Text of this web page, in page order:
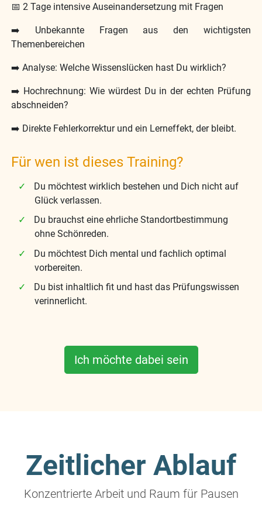
📅 2 Tage intensive Auseinandersetzung mit Fragen
➡️ Unbekannte Fragen aus den wichtigsten
Themenbereichen
➡️ Analyse: Welche Wissenslücken hast Du wirklich?
➡️ Hochrechnung: Wie würdest Du in der echten Prüfung
abschneiden?
➡️ Direkte Fehlerkorrektur und ein Lerneffekt, der bleibt.
Für wen ist dieses Training?
Du möchtest wirklich bestehen und Dich nicht auf
Glück verlassen.
Du brauchst eine ehrliche Standortbestimmung
ohne Schönreden.
Du möchtest Dich mental und fachlich optimal
vorbereiten.
Du bist inhaltlich fit und hast das Prüfungswissen
verinnerlicht.
Ich möchte dabei sein
Zeitlicher Ablauf
Konzentrierte Arbeit und Raum für Pausen